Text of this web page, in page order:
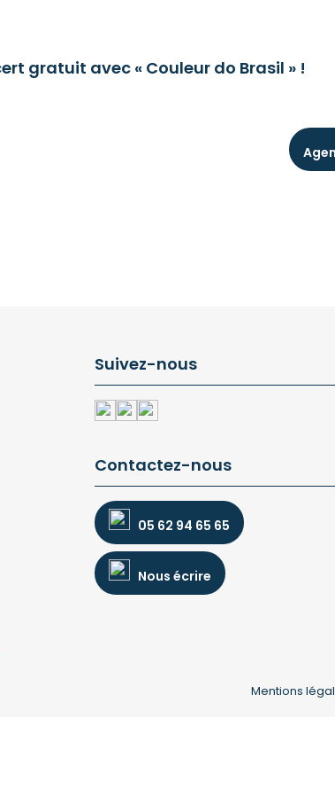
gratuit avec « Couleur do Brasil » !
Suivez-nous
Contactez-nous
05 62 94 65 65
Nous écrire
Mentions